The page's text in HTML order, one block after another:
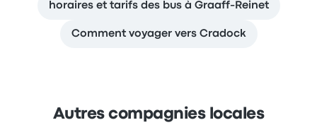
horaires et tarifs des bus à Graaff-Reinet
Comment voyager vers Cradock
Autres compagnies locales